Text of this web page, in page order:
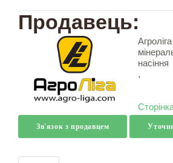
Продавець:
насіння
,
Зв'язок з продавцем